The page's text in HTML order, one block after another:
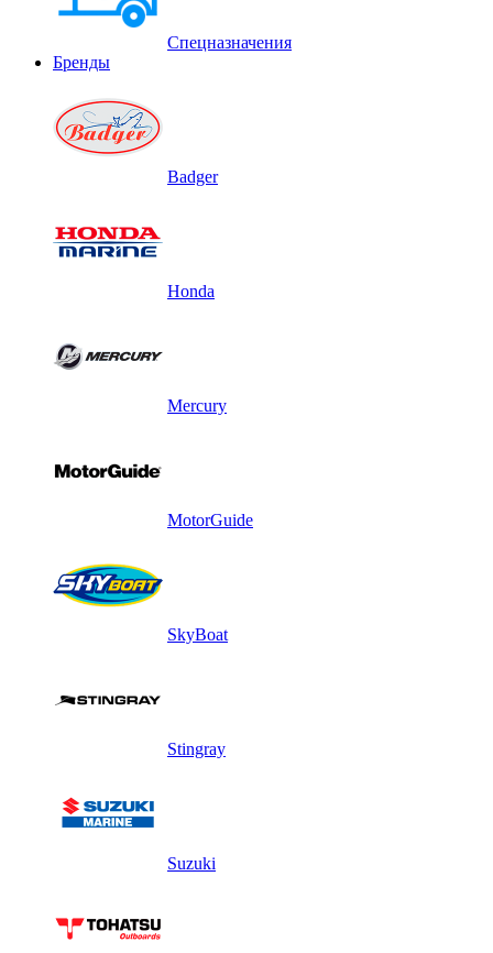
Спецназначения
Бренды
Badger
Honda
Mercury
MotorGuide
SkyBoat
Stingray
Suzuki